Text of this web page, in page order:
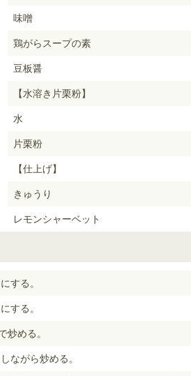
味噌
鶏がらスープの素
豆板醤
【水溶き片栗粉】
水
片栗粉
【仕上げ】
きゅうり
レモンシャーベット
する。
する。
める。
ながら炒める。